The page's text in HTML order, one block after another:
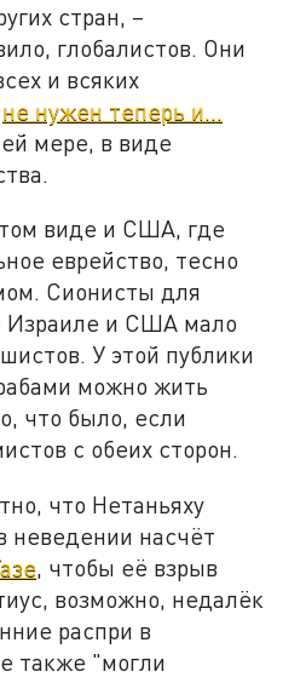
стран, –
глобалистов. Они
и всяких
не нужен теперь и…
мере, в виде
виде и США, где
еврейство, тесно
Сионисты для
Израиле и США мало
У этой публики
можно жить
что было, если
с обеих сторон.
что Нетаньяху
неведении насчёт
, чтобы её взрыв
возможно, недалёк
распри в
также "могли